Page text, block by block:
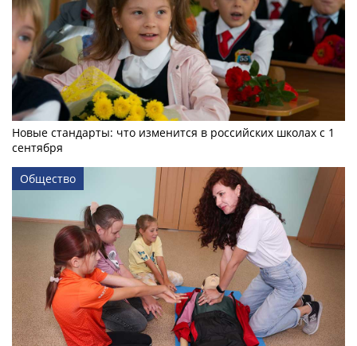
Новые стандарты: что изменится в российских школах с 1
сентября
Общество